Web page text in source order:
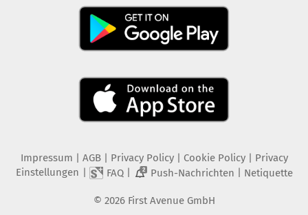
Impressum | AGB | Privacy Policy| Cookie Policy| Privacy
Einstellungen | FAQ| 2 Push-Nachrichten | Netiquette
© 2026 First Avenue GmbH